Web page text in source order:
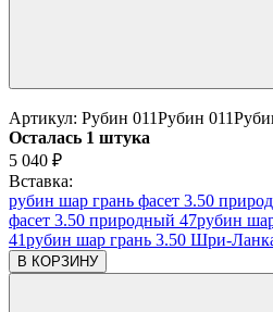
Артикул: Рубин 011Рубин 011
Осталась 1 штука
5 040 ₽
Вставка:
рубин шар грань фасет 3.50
фасет 3.50 природный 47рубин
41рубин шар грань 3.50 Шри-
В КОРЗИНУ